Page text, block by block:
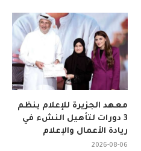
معهد الجزيرة للإعلام ينظم
3 دورات لتأهيل النشء في
ريادة الأعمال والإعلام
2026-08-06